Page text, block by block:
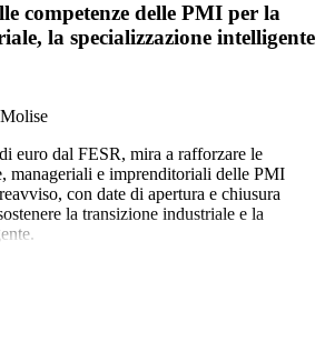
competenze delle PMI per la
la specializzazione intelligente
Molise
euro dal FESR, mira a rafforzare le
manageriali e imprenditoriali delle PMI
con date di apertura e chiusura
la transizione industriale e la